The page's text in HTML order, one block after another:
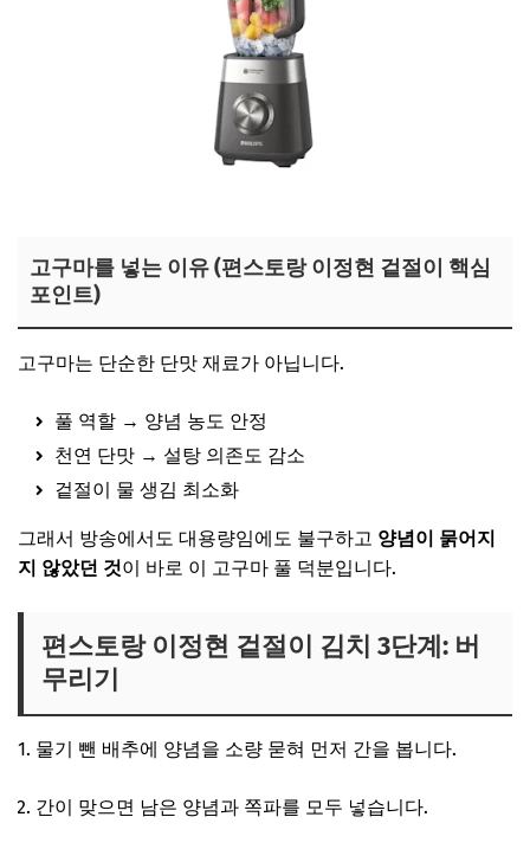
고구마를 넣는 이유 (편스토랑 이정현 겉절이 핵심
포인트)
고구마는 단순한 단맛 재료가 아닙니다.
풀 역할 → 양념 농도 안정
천연 단맛 → 설탕 의존도 감소
겉절이 물 생김 최소화
그래서 방송에서도 대용량임에도 불구하고 양념이 묽어지
지 않았던 것이 바로 이 고구마 풀 덕분입니다.
편스토랑 이정현 겉절이 김치 3단계: 버
무리기
물기 뺀 배추에 양념을 소량 묻혀 먼저 간을 봅니다.
간이 맞으면 남은 양념과 쪽파를 모두 넣습니다.